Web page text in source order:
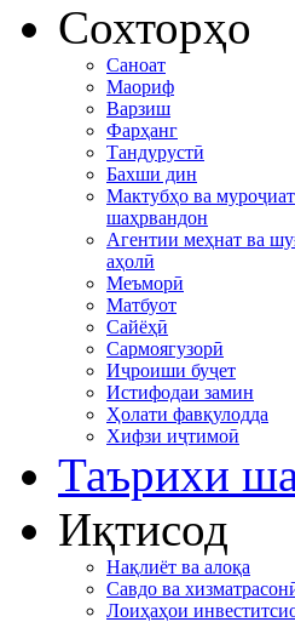
Сохторҳо
Саноат
Маориф
Варзиш
Фарҳанг
Тандурустӣ
Бахши дин
Мактубҳо ва
шаҳрвандон
Агентии меҳнат ва
аҳолӣ
Меъморӣ
Матбуот
Сайёҳӣ
Сармоягузорӣ
Иҷроиши буҷет
Истифодаи замин
Ҳолати фавқулодда
Хифзи иҷтимоӣ
Таърихи
Иқтисод
Нақлиёт ва алоқа
Савдо ва
Лоиҳаҳои